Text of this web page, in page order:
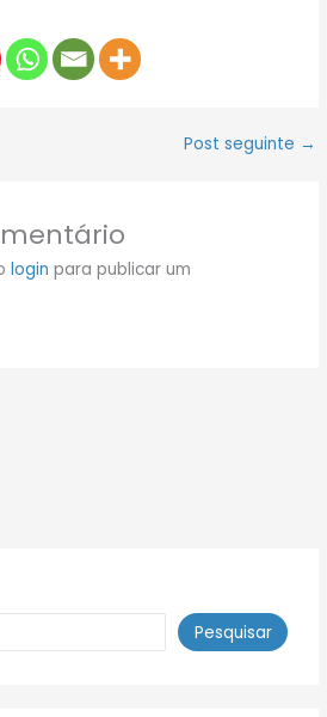
Post seguinte →
login para publicar um
Pesquisar